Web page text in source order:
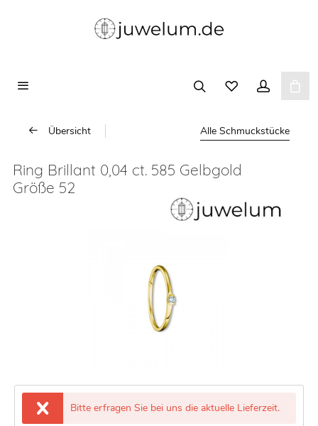
Übersicht Alle Schmuckstücke
Ring Brillant 0,04 ct. 585 Gelbgold
Größe 52
Bitte erfragen Sie bei uns die aktuelle Lieferzeit.